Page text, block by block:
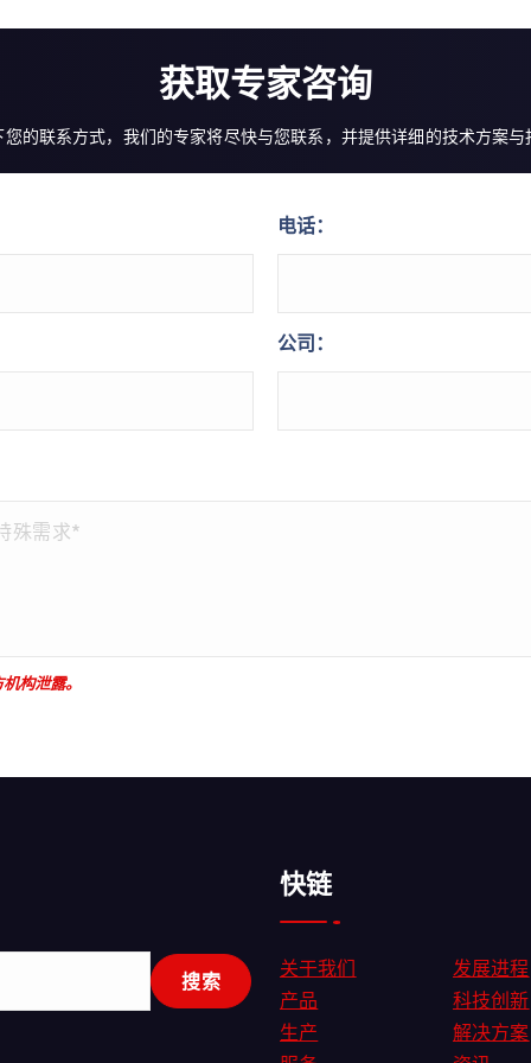
获取专家咨询
您的联系方式，我们的专家将尽快与您联系，并提供详细的技术方案与
电话：
公司：
构泄露。
快链
关于我们
发展进程
产品
科技创新
生产
解决方案